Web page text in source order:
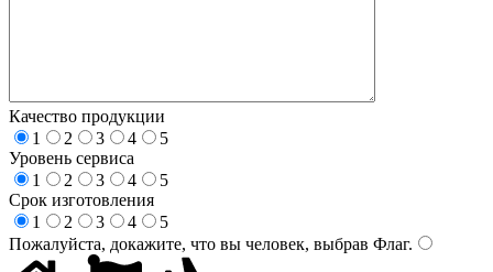
Качество продукции
1
2 3 4
5
Уровень сервиса
1
2 3 4
5
Срок изготовления
1
2 3 4
5
Пожалуйста, докажите, что вы человек, выбрав Флаг.